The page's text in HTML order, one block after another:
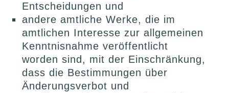
Entscheidungen und
andere amtliche Werke, die im
amtlichen Interesse zur allgemeinen
Kenntnisnahme veröffentlicht
worden sind, mit der Einschränkung,
dass die Bestimmungen über
Änderungsverbot und